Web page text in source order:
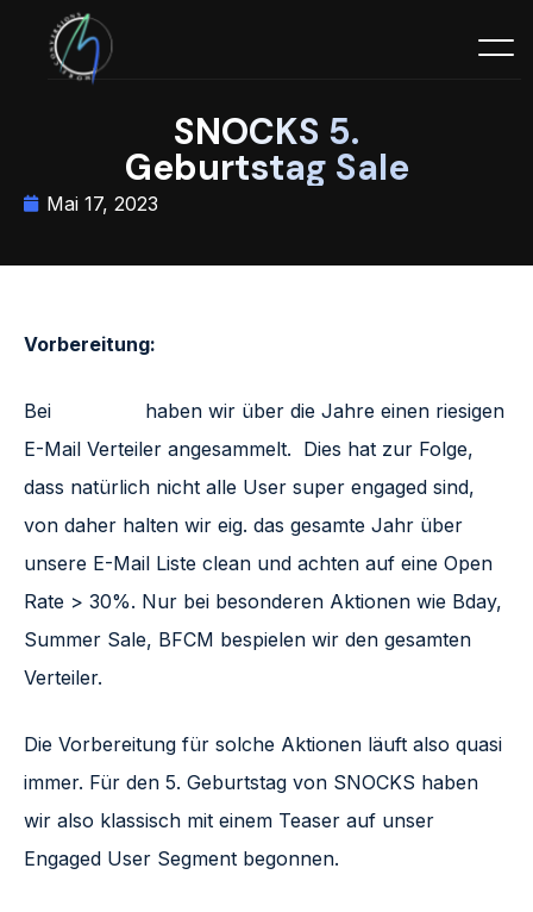
SNOCKS 5.
Geburtstag Sale
Mai 17, 2023
Vorbereitung:
Bei
haben wir über die Jahre einen riesigen
E-Mail Verteiler angesammelt. Dies hat zur Folge,
dass natürlich nicht alle User super engaged sind,
von daher halten wir eig. das gesamte Jahr über
unsere E-Mail Liste clean und achten auf eine Open
Rate > 30%. Nur bei besonderen Aktionen wie Bday,
Summer Sale, BFCM bespielen wir den gesamten
Verteiler.
Die Vorbereitung für solche Aktionen läuft also quasi
immer. Für den 5. Geburtstag von SNOCKS haben
wir also klassisch mit einem Teaser auf unser
Engaged User Segment begonnen.